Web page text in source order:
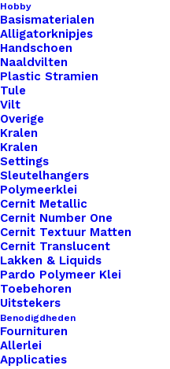
Hobby
Basismaterialen
Alligatorknipjes
Handschoen
Naaldvilten
Plastic Stramien
Tule
Vilt
Overige
Kralen
Kralen
Settings
Sleutelhangers
Polymeerklei
Cernit Metallic
Cernit Number One
Cernit Textuur Matten
Cernit Translucent
Lakken & Liquids
Pardo Polymeer Klei
Toebehoren
Uitstekers
Benodigdheden
Fournituren
Allerlei
Applicaties
Cahlista Ashes (526)
€2,35